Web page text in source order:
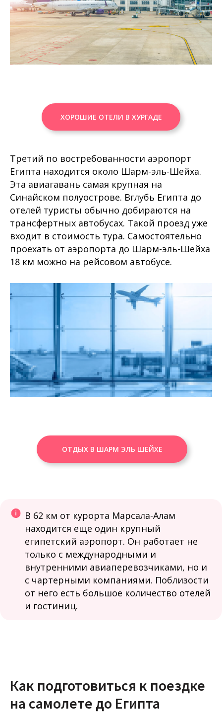
ХОРОШИЕ ОТЕЛИ В ХУРГАДЕ
Третий по востребованности аэропорт
Египта находится около Шарм-эль-Шейха.
Эта авиагавань самая крупная на
Синайском полуострове. Вглубь Египта до
отелей туристы обычно добираются на
трансфертных автобусах. Такой проезд уже
входит в стоимость тура. Самостоятельно
проехать от аэропорта до Шарм-эль-Шейха
18 км можно на рейсовом автобусе.
ОТДЫХ В ШАРМ ЭЛЬ ШЕЙХЕ
В 62 км от курорта Марсала-Алам
находится еще один крупный
египетский аэропорт. Он работает не
только с международными и
внутренними авиаперевозчиками, но и
с чартерными компаниями. Поблизости
от него есть большое количество отелей
и гостиниц.
Как подготовиться к поездке
на самолете до Египта